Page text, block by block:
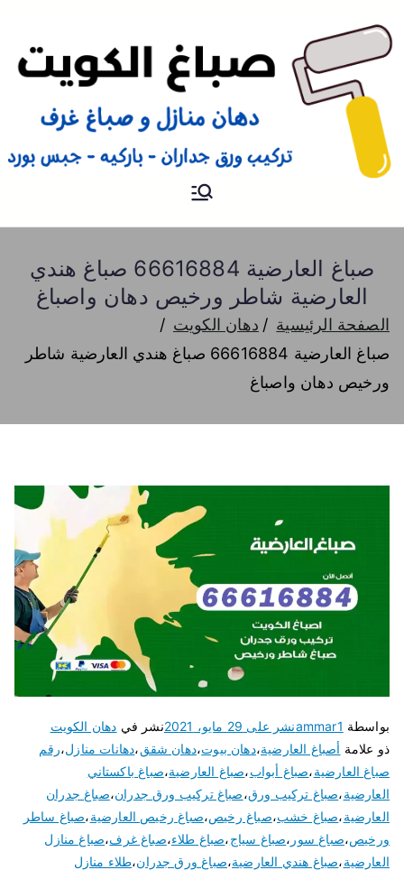
صباغ
صباغ العارضية 66616884 صباغ هندي
العارضية شاطر ورخيص دهان واصباغ
الصفحة الرئيسية
دهان الكويت
صباغ العارضية 66616884 صباغ هندي العارضية شاطر
ورخيص دهان واصباغ
بواسطة ammar1نشر على 29 مايو، 2021 نشر في دهان الكويت
ذو علامة أصباغ العارضية،دهان بيوت،دهان شقق،دهانات منازل،رقم
صباغ العارضية،صباغ أبواب،صباغ العارضية،صباغ باكستاني
العارضية،صباغ تركيب ورق،صباغ تركيب ورق جدران،صباغ جدران
العارضية،صباغ خشب،صباغ رخيص،صباغ رخيص العارضية،صباغ ساطر
ورخيص،صباغ سور ،صباغ سياج،صباغ طلاء،صباغ غرف،صباغ منازل
العارضية،صباغ هندي العارضية،صباغ ورق جدران،طلاء منازل